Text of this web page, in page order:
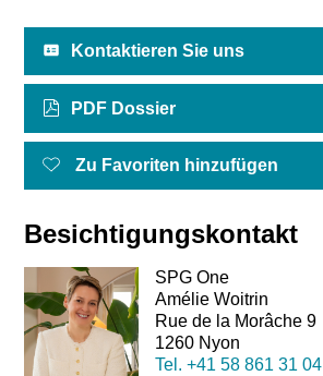
Kontaktieren Sie uns
PDF Dossier
Zu Favoriten hinzufügen
Besichtigungskontakt
SPG One
Amélie Woitrin
Rue de la Morâche 9
1260 Nyon
Tel. +41 58 861 31 04